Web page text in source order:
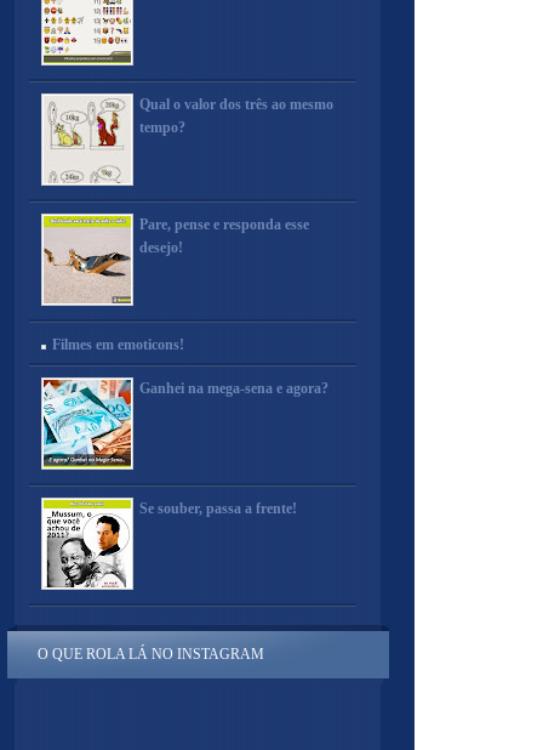
Qual o valor dos três ao mesmo
tempo?
Pare, pense e responda esse
desejo!
Filmes em emoticons!
Ganhei na mega-sena e agora?
Se souber, passa a frente!
O QUE ROLA LÁ NO INSTAGRAM